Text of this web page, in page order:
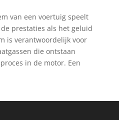
van een voertuig speelt
prestaties als het geluid
is verantwoordelijk voor
die ontstaan
in de motor. Een